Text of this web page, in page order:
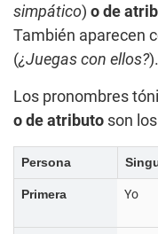
simpático) o de
También aparecen
(¿Juegas con ellos?).
Los pronombres
o de atributo son
Persona
Primera Yo